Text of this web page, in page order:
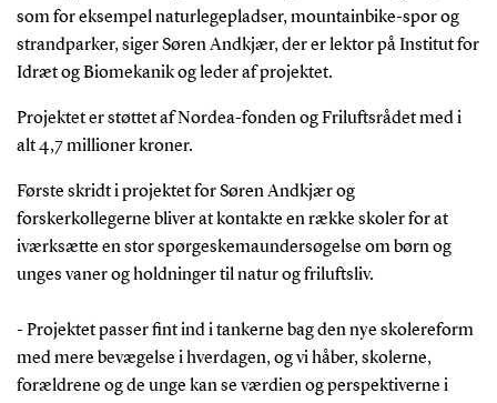
som for eksempel naturlegepladser, mountainbike-spor og
strandparker, siger Søren Andkjær, der er lektor på Institut for
Idræt og Biomekanik og leder af projektet.
Projektet er støttet af Nordea-fonden og Friluftsrådet med i
alt 4,7 millioner kroner.
Første skridt i projektet for Søren Andkjær og
forskerkollegerne bliver at kontakte en række skoler for at
iværksætte en stor spørgeskemaundersøgelse om børn og
unges vaner og holdninger til natur og friluftsliv.
- Projektet passer fint ind i tankerne bag den nye skolereform
med mere bevægelse i hverdagen, og vi håber, skolerne,
forældrene og de unge kan se værdien og perspektiverne i